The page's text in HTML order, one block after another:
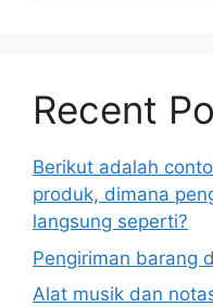
Recent
Berikut adalah
produk, dimana
langsung seperti?
Pengiriman barang
Alat musik dan